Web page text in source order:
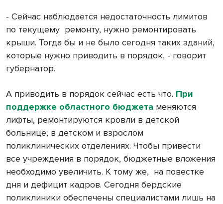
- Сейчас наблюдается недостаточность лимитов
по текущему ремонту, нужно ремонтировать
крыши. Тогда бы и не было сегодня таких зданий,
которые нужно приводить в порядок, - говорит
губернатор.
А приводить в порядок сейчас есть что. При
поддержке областного бюджета меняются
лифты, ремонтируются кровли в детской
больнице, в детском и взрослом
поликлинических отделениях. Чтобы привести
все учреждения в порядок, бюджетные вложения
необходимо увеличить. К тому же, на повестке
дня и дефицит кадров. Сегодня бердские
поликлиники обеспечены специалистами лишь на